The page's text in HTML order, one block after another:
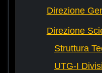
Direzione
Direzione
Struttura
UTG-I